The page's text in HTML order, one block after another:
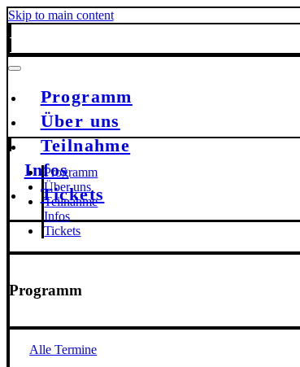
Skip to main content
Programm
Über uns
Teilnahme
Infos
Tickets
Programm
Über uns
Teilnahme
Infos
Tickets
Programm
Alle Termine